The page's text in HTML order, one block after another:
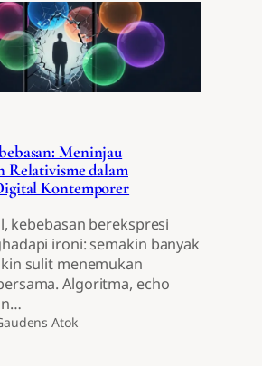
Meninjau
Relativisme dalam
Kontemporer
kebebasan berekspresi
ironi: semakin banyak
sulit menemukan
Algoritma, echo
Atok